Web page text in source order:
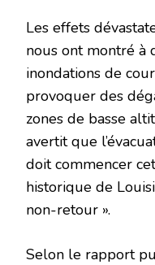
Les effets
nous ont montré à
inondations de
provoquer des
zones de basse
avertit que
doit commencer
historique de
non-retour ».
Selon le rapport